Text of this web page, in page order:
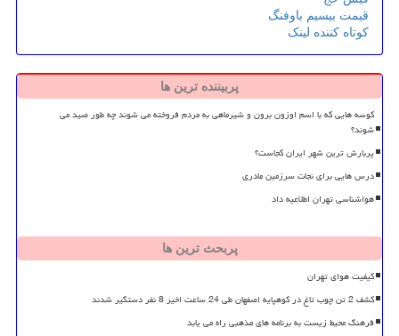
قیمت بیسیم باوفنگ
کوتاه کننده لینک
پربیننده ترین ها
کوسه هایی که با اسم اوزون برون و شیرماهی به مردم فروخته می شوند چه طور صید می
شوند؟
پربارش ترین شهر ایران کجاست؟
درس هایی برای نجات سرزمین مادری
هواشناسی تهران اطلاعیه داد
پربحث ترین ها
کیفیت هوای تهران
کشف 2 تن چوب تاغ در کوهپایه اصفهان طی 24 ساعت اخیر 8 نفر دستگیر شدند
فرهنگ محیط زیست به برنامه های مذهبی راه می یابد